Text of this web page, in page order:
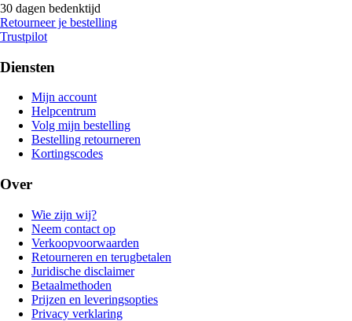
30 dagen bedenktijd
Retourneer je bestelling
Trustpilot
Diensten
Mijn account
Helpcentrum
Volg mijn bestelling
Bestelling retourneren
Kortingscodes
Over
Wie zijn wij?
Neem contact op
Verkoopvoorwaarden
Retourneren en terugbetalen
Juridische disclaimer
Betaalmethoden
Prijzen en leveringsopties
Privacy verklaring